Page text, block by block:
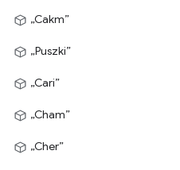
„Cakm”
„Puszki”
„Cari”
„Cham”
„Cher”